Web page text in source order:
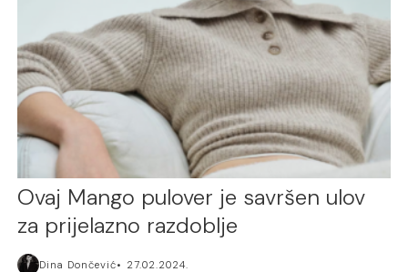
Ovaj Mango pulover je savršen ulov
za prijelazno razdoblje
Dina Dončević 27.02.2024.